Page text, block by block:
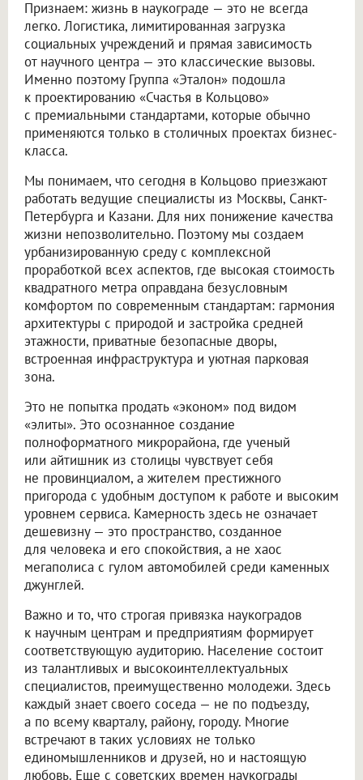
Признаем: жизнь в наукограде — это не всегда
легко. Логистика, лимитированная загрузка
социальных учреждений и прямая зависимость
от научного центра — это классические вызовы.
Именно поэтому Группа «Эталон» подошла
к проектированию «Счастья в Кольцово»
с премиальными стандартами, которые обычно
применяются только в столичных проектах бизнес-
класса.
Мы понимаем, что сегодня в Кольцово приезжают
работать ведущие специалисты из Москвы, Санкт-
Петербурга и Казани. Для них понижение качества
жизни непозволительно. Поэтому мы создаем
урбанизированную среду с комплексной
проработкой всех аспектов, где высокая стоимость
квадратного метра оправдана безусловным
комфортом по современным стандартам: гармония
архитектуры с природой и застройка средней
этажности, приватные безопасные дворы,
встроенная инфраструктура и уютная парковая
зона.
Это не попытка продать «эконом» под видом
«элиты». Это осознанное создание
полноформатного микрорайона, где ученый
или айтишник из столицы чувствует себя
не провинциалом, а жителем престижного
пригорода с удобным доступом к работе и высоким
уровнем сервиса. Камерность здесь не означает
дешевизну — это пространство, созданное
для человека и его спокойствия, а не хаос
мегаполиса с гулом автомобилей среди каменных
джунглей.
Важно и то, что строгая привязка наукоградов
к научным центрам и предприятиям формирует
соответствующую аудиторию. Население состоит
из талантливых и высокоинтеллектуальных
специалистов, преимущественно молодежи. Здесь
каждый знает своего соседа — не по подъезду,
а по всему кварталу, району, городу. Многие
встречают в таких условиях не только
единомышленников и друзей, но и настоящую
любовь. Еще с советских времен наукограды